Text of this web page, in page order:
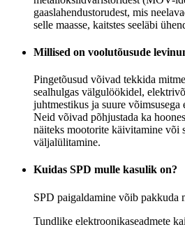
gaaslahendustorudest, mis
selle maasse, kaitstes seeläbi
Millised on voolutõusude
Pingetõusud võivad tekkida
sealhulgas välgulöökidel,
juhtmestikus ja suure võimsusega
Neid võivad põhjustada ka
näiteks mootorite käivitamine või
väljalülitamine.
Kuidas SPD mulle kasulik on?
SPD paigaldamine võib pakkuda
Tundlike elektroonikaseadmete